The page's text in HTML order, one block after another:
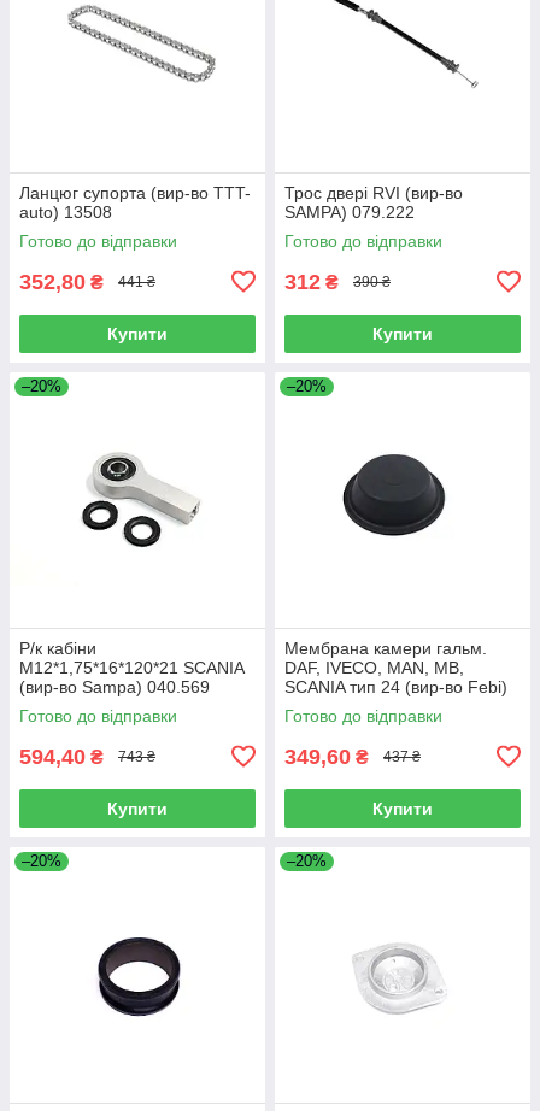
Ланцюг супорта (вир-во TTT-
auto) 13508
Готово до відправки
352,80 ₴ 441 ₴
Купити
Трос двері RVI (вир-во
SAMPA) 079.222
Готово до відправки
312 ₴ 390 ₴
Купити
–20%
Р/к кабіни
M12*1,75*16*120*21 SCANIA
(вир-во Sampa) 040.569
Готово до відправки
594,40 ₴ 743 ₴
Купити
–20%
Мембрана камери гальм.
DAF, IVECO, MAN, MB,
SCANIA тип 24 (вир-во Febi)
07103
Готово до відправки
349,60 ₴ 437 ₴
Купити
–20% –20%